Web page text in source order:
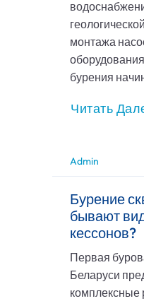
монтажа
бурения
Читать
Admin
Бурение
бывают
кессонов?
Первая
Беларуси
комплексные